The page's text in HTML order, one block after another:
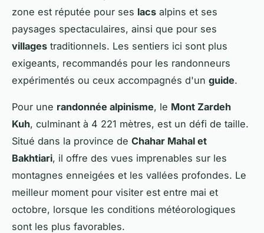
zone est réputée pour ses lacs alpins et ses
paysages spectaculaires, ainsi que pour ses
villages traditionnels. Les sentiers ici sont plus
exigeants, recommandés pour les randonneurs
expérimentés ou ceux accompagnés d'un guide.
Pour une randonnée alpinisme, le Mont Zardeh
Kuh, culminant à 4 221 mètres, est un défi de taille.
Situé dans la province de Chahar Mahal et
Bakhtiari, il offre des vues imprenables sur les
montagnes enneigées et les vallées profondes. Le
meilleur moment pour visiter est entre mai et
octobre, lorsque les conditions météorologiques
sont les plus favorables.